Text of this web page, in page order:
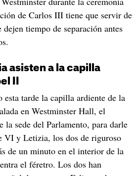
de Carlos III tiene que servir de
dejen tiempo de separación antes
asisten a la capilla
II
esta tarde la capilla ardiente de la
en Westminster Hall, el
la sede del Parlamento, para darle
VI y Letizia, los dos de riguroso
de un minuto en el interior de la
el féretro. Los dos han